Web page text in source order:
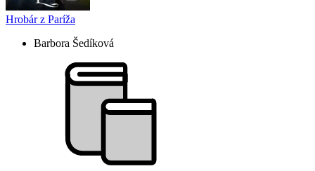
Hrobár z Paríža
Barbora Šedíková